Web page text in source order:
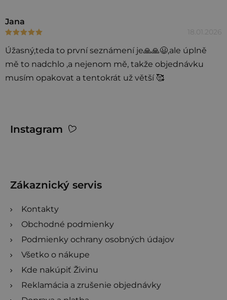
h
o
d
n
o
Jana
Hodnotenie produktu je 5 z 5 hviezdičiek.
18.01.2026
Úžasný,teda to první seznámení je🙏🙏😃,ale úplně
mě to nadchlo ,a nejenom mě, takže objednávku
musím opakovat a tentokrát už větší 🥰
Instagram
Zákaznický servis
Kontakty
Obchodné podmienky
Podmienky ochrany osobných údajov
Všetko o nákupe
Kde nakúpiť Živinu
Reklamácia a zrušenie objednávky